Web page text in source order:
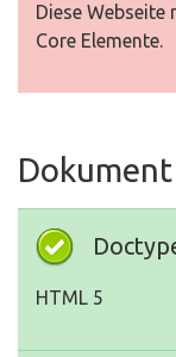
Diese
Core Elemente.
Dokument
HTML 5